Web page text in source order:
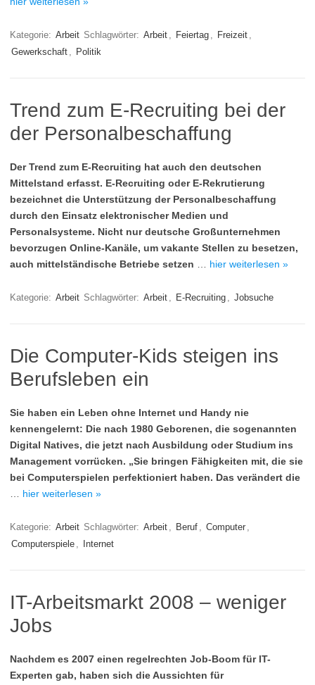
Kategorie: Arbeit Schlagwörter: Arbeit , Feiertag , Freizeit ,
Gewerkschaft , Politik
Trend zum E-Recruiting bei der
der Personalbeschaffung
Der Trend zum E-Recruiting hat auch den deutschen
Mittelstand erfasst. E-Recruiting oder E-Rekrutierung
bezeichnet die Unterstützung der Personalbeschaffung
durch den Einsatz elektronischer Medien und
Personalsysteme. Nicht nur deutsche Großunternehmen
bevorzugen Online-Kanäle, um vakante Stellen zu besetzen,
auch mittelständische Betriebe setzen
hier weiterlesen »
Kategorie: Arbeit Schlagwörter: Arbeit , E-Recruiting , Jobsuche
Die Computer-Kids steigen ins
Berufsleben ein
Sie haben ein Leben ohne Internet und Handy nie
kennengelernt: Die nach 1980 Geborenen, die sogenannten
Digital Natives, die jetzt nach Ausbildung oder Studium ins
Management vorrücken. „Sie bringen Fähigkeiten mit, die sie
bei Computerspielen perfektioniert haben. Das verändert die
hier weiterlesen »
Kategorie: Arbeit Schlagwörter: Arbeit , Beruf , Computer ,
Computerspiele , Internet
IT-Arbeitsmarkt 2008 – weniger
Jobs
Nachdem es 2007 einen regelrechten Job-Boom für IT-
Experten gab, haben sich die Aussichten für